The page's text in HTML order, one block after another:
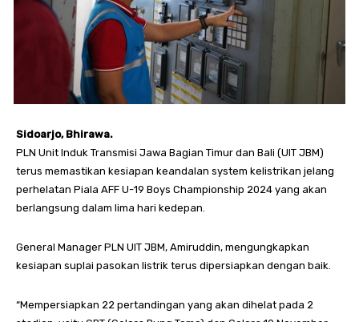
Sidoarjo, Bhirawa.
PLN Unit Induk Transmisi Jawa Bagian Timur dan Bali (UIT JBM)
terus memastikan kesiapan keandalan system kelistrikan jelang
perhelatan Piala AFF U-19 Boys Championship 2024 yang akan
berlangsung dalam lima hari kedepan.
General Manager PLN UIT JBM, Amiruddin, mengungkapkan
kesiapan suplai pasokan listrik terus dipersiapkan dengan baik.
“Mempersiapkan 22 pertandingan yang akan dihelat pada 2